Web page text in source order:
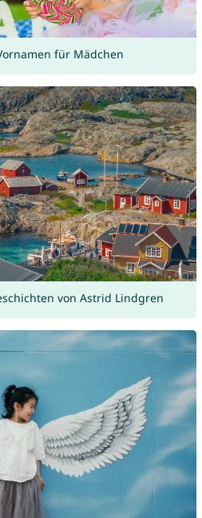
für Mädchen
von Astrid Lindgren